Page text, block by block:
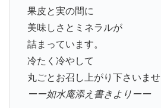
果皮と実の間に
美味しさとミネラルが
詰まっています。
冷たく冷やして
丸ごとお召し上がり下さいませ
ーー如水庵添え書きよりーー